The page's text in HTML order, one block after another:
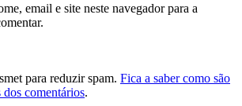
email e site neste navegador para a
para reduzir spam. Fica a saber como são
dos comentários.